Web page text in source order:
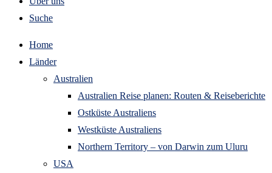
Suche
Home
Länder
Australien
Australien Reise planen: Routen & Reiseberichte
Ostküste Australiens
Westküste Australiens
Northern Territory – von Darwin zum Uluru
USA